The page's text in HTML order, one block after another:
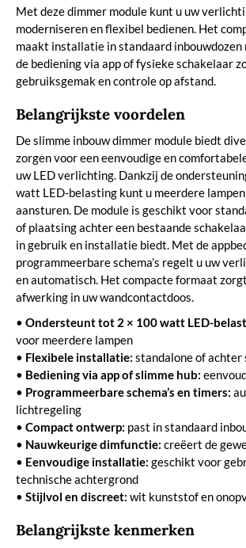
Met deze dimmer module kunt u uw
moderniseren en flexibel bedienen. Het
maakt installatie in standaard
de bediening via app of fysieke schakelaar
gebruiksgemak en controle op afstand.
Belangrijkste voordelen
De slimme inbouw dimmer module biedt
zorgen voor een eenvoudige en
uw LED verlichting. Dankzij de
watt LED-belasting kunt u meerdere
aansturen. De module is geschikt voor
of plaatsing achter een bestaande
in gebruik en installatie biedt. Met de
programmeerbare schema’s regelt u uw
en automatisch. Het compacte formaat
afwerking in uw wandcontactdoos.
• Ondersteunt tot 2 × 100 watt LED-
voor meerdere lampen
• Flexibele installatie: standalone of achter
• Bediening via app of slimme hub:
• Programmeerbare schema’s en timers:
lichtregeling
• Compact ontwerp: past in standaard
• Nauwkeurige dimfunctie: creëert de
• Eenvoudige installatie: geschikt voor
technische achtergrond
• Stijlvol en discreet: wit kunststof en
Belangrijkste kenmerken